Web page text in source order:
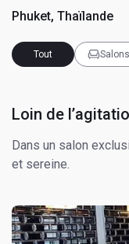
Phuket, Thaïlande
Tout Salons
Loin de
Dans un salon
et sereine.